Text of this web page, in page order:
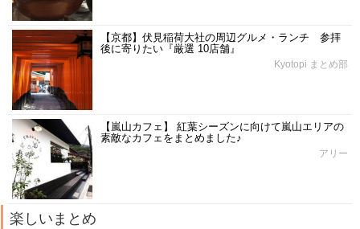
【京都】伏見稲荷大社の周辺グルメ・ランチ 参拝
後に寄りたい『厳選 10店舗』
Kyotopi まとめ部
【嵐山カフェ】 紅葉シーズンに向けて嵐山エリアの
素敵なカフェをまとめました♪
アリー
楽しいまとめ